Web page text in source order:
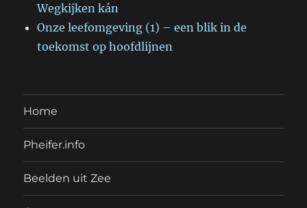
Wegkijken kán
Onze leefomgeving (1) – een blik in de
toekomst op hoofdlijnen
Home
Pheifer.info
Beelden uit Zee